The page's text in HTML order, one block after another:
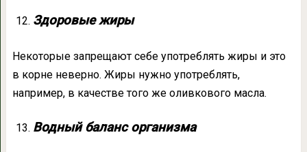
Здоровые жиры
Некоторые запрещают себе употреблять жиры и это
в корне неверно. Жиры нужно употреблять,
например, в качестве того же оливкового масла.
Водный баланс организма